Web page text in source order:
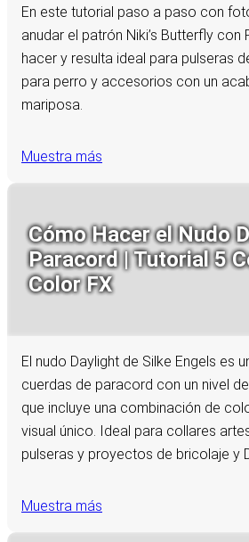
En este tutorial paso a paso con
anudar el patrón Niki’s Butterfly con
hacer y resulta ideal para pulseras
para perro y accesorios con un
mariposa.
Muestra más
Cómo Hacer el Nudo
Paracord | Tutorial 5
Color FX
El nudo Daylight de Silke Engels es
cuerdas de paracord con un nivel
que incluye una combinación de
visual único. Ideal para collares
pulseras y proyectos de bricolaje y
Muestra más